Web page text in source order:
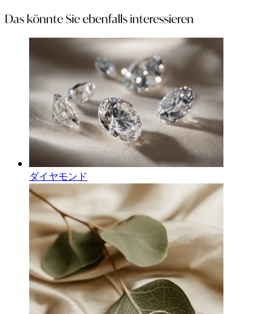
Das könnte Sie ebenfalls interessieren
ダイヤモンド